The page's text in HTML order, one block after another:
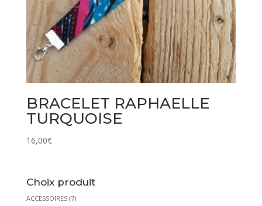
BRACELET RAPHAELLE
TURQUOISE
16,00€
Choix produit
ACCESSOIRES (7)